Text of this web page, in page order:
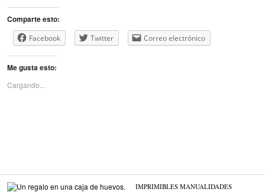
Comparte esto:
Facebook Twitter Correo electrónico
Me gusta esto:
Cargando...
IMPRIMIBLES/MANUALIDADES